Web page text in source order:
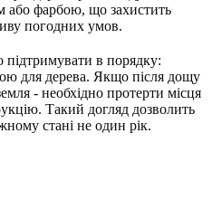
або фарбою, що захистить
погодних умов.
в порядку:
для дерева. Якщо після дощу
- ​​необхідно протерти місця
Такий догляд дозволить
стані не один рік.